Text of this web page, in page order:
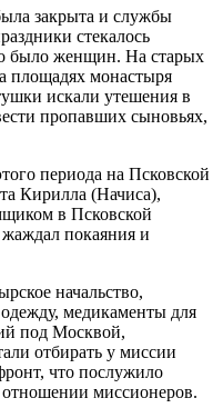
закрыта и службы
стекалось
было женщин. На старых
площадях монастыря
искали утешения в
пропавших сыновьях,
периода на Псковской
Кирилла (Начиса),
в Псковской
покаяния и
начальство,
медикаменты для
под Москвой,
отбирать у миссии
что послужило
миссионеров.